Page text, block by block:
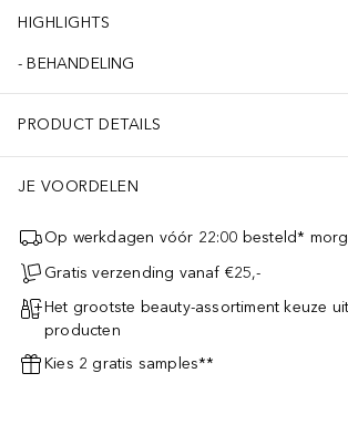
HIGHLIGHTS
BEHANDELING
PRODUCT DETAILS
JE VOORDELEN
Op werkdagen vóór 22:00 besteld*
Gratis verzending vanaf €25,-
Het grootste beauty-assortiment keuze
producten
Kies 2 gratis samples**